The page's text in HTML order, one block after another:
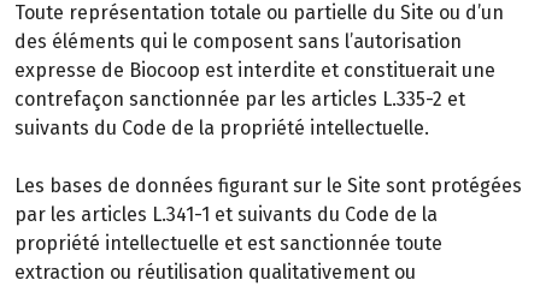
Toute représentation totale ou partielle du Site ou d’un
des éléments qui le composent sans l’autorisation
expresse de Biocoop est interdite et constituerait une
contrefaçon sanctionnée par les articles L.335-2 et
suivants du Code de la propriété intellectuelle.
Les bases de données figurant sur le Site sont protégées
par les articles L.341-1 et suivants du Code de la
propriété intellectuelle et est sanctionnée toute
extraction ou réutilisation qualitativement ou